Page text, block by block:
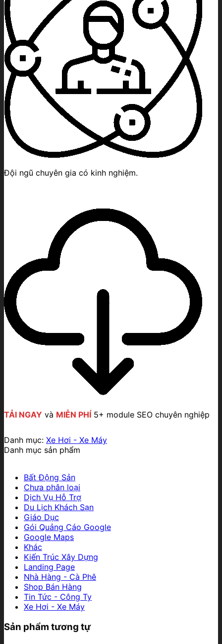
Đội ngũ chuyên gia có kinh nghiệm.
TẢI NGAY và MIỄN PHÍ 5+ module SEO chuyên nghiệp
Danh mục: Xe Hơi - Xe Máy
Danh mục sản phẩm
Bất Động Sản
Chưa phân loại
Dịch Vụ Hỗ Trợ
Du Lịch Khách Sạn
Giáo Dục
Gói Quảng Cáo Google
Google Maps
Khác
Kiến Trúc Xây Dựng
Landing Page
Nhà Hàng - Cà Phê
Shop Bán Hàng
Tin Tức - Công Ty
Xe Hơi - Xe Máy
Sản phẩm tương tự